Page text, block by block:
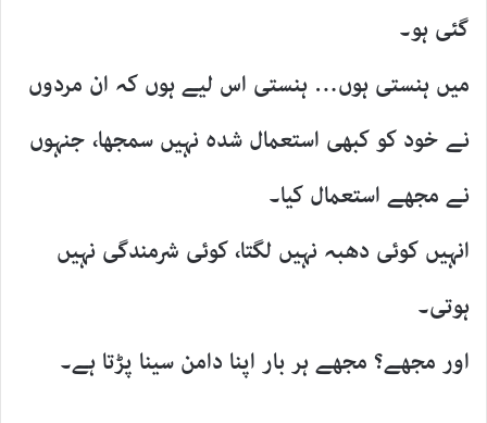
گئی ہو۔
میں ہنستی ہوں… ہنستی اس لیے ہوں کہ ان مردوں
نے خود کو کبھی استعمال شدہ نہیں سمجھا، جنہوں
نے مجھے استعمال کیا۔
انہیں کوئی دھبہ نہیں لگتا، کوئی شرمندگی نہیں
ہوتی۔
اور مجھے؟ مجھے ہر بار اپنا دامن سینا پڑتا ہے۔